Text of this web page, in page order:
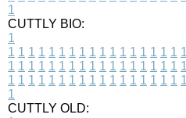
1
CUTTLY BIO:
1
1 1 1 1 1 1 1 1 1 1 1 1 1 1 1 1 1 1
1 1 1 1 1 1 1 1 1 1 1 1 1 1 1 1 1 1
1 1 1 1 1 1 1 1 1 1 1 1 1 1 1 1 1 1
1
CUTTLY OLD: